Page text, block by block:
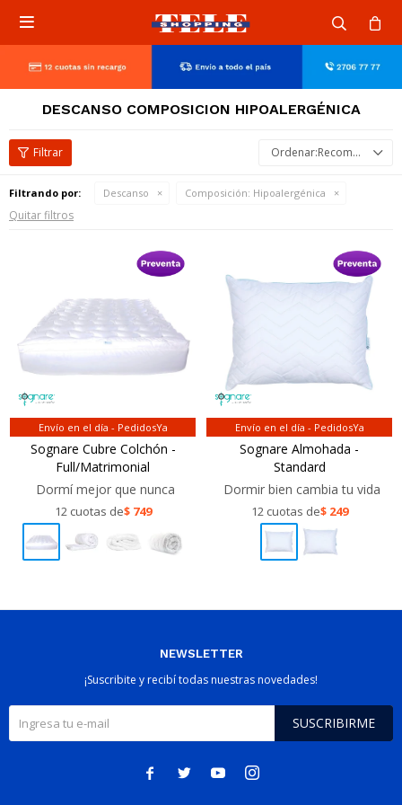

DESCANSO COMPOSICION HIPOALERGÉNICA
Recomendados
Filtrando por: Descanso Composición: Hipoalergénica
Quitar filtros
Envío en el día - PedidosYa
Sognare Cubre Colchón -
Full/Matrimonial
Dormí mejor que nunca
12 cuotas de$ 749
Envío en el día - PedidosYa
Sognare Almohada -
Standard
Dormir bien cambia tu vida
12 cuotas de$ 249
NEWSLETTER
¡Suscribite y recibí todas nuestras novedades!
SUSCRIBIRME
   